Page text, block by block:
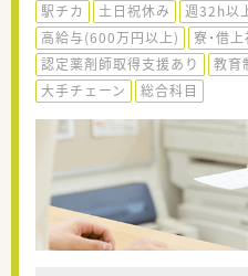
駅チカ 土日祝休み 週32h以
高給与(600万円以上)
寮・借
認定薬剤師取得支援あり
教育
大手チェーン
総合科目